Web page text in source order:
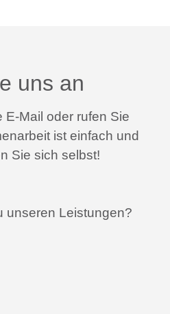
uns an
Mail oder rufen Sie
ist einfach und
Sie sich selbst!
unseren Leistungen?